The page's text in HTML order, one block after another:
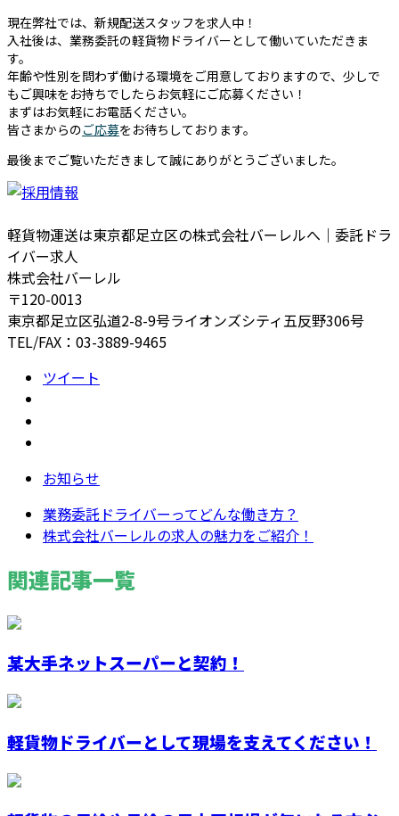
現在弊社では、新規配送スタッフを求人中！
入社後は、業務委託の軽貨物ドライバーとして働いていただきま
す。
年齢や性別を問わず働ける環境をご用意しておりますので、少しで
もご興味をお持ちでしたらお気軽にご応募ください！
まずはお気軽にお電話ください。
皆さまからのご応募をお待ちしております。
最後までご覧いただきまして誠にありがとうございました。
軽貨物運送は東京都足立区の株式会社バーレルへ｜委託ドラ
イバー求人
株式会社バーレル
〒120-0013
東京都足立区弘道2-8-9号ライオンズシティ五反野306号
TEL/FAX：03-3889-9465
ツイート
お知らせ
業務委託ドライバーってどんな働き方？
株式会社バーレルの求人の魅力をご紹介！
関連記事一覧
某大手ネットスーパーと契約！
軽貨物ドライバーとして現場を支えてください！